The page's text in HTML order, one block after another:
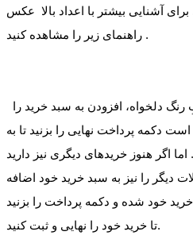
برای آشنایی بیشتر با اعداد بالا عکس
راهنمای زیر را مشاهده کنید .
رنگ دلخواه، افزودن به سبد خرید را
دکمه پرداخت نهایی را بزنید تا به
اگر هنوز خریدهای دیگری نیز دارید
دیگر را نیز به سبد خرید خود اضافه
خود شده و دکمه پرداخت را بزنید
تا خرید خود را نهایی و ثبت کنید.